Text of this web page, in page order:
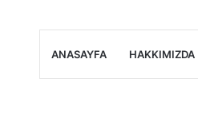
ANASAYFA HAKKIMIZDA